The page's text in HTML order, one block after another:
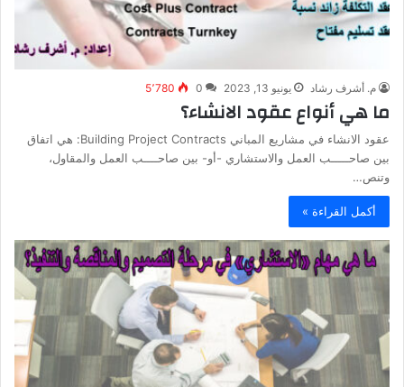
م. أشرف رشاد يونيو 13, 2023 0 5٬780
ما هي أنواع عقود الانشاء؟
عقود الانشاء في مشاريع المباني Building Project Contracts: هي اتفاق
بين صاحـــــب العمل والاستشاري -أو- بين صاحــــب العمل والمقاول،
وتنص…
أكمل القراءة »